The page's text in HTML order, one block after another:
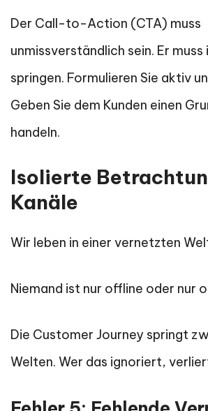
Der Call-to-Action (CTA) muss
unmissverständlich sein. Er muss
springen. Formulieren Sie aktiv
Geben Sie dem Kunden einen
handeln.
Isolierte
Kanäle
Wir leben in einer vernetzten
Niemand ist nur offline oder nur
Die Customer Journey springt
Welten. Wer das ignoriert,